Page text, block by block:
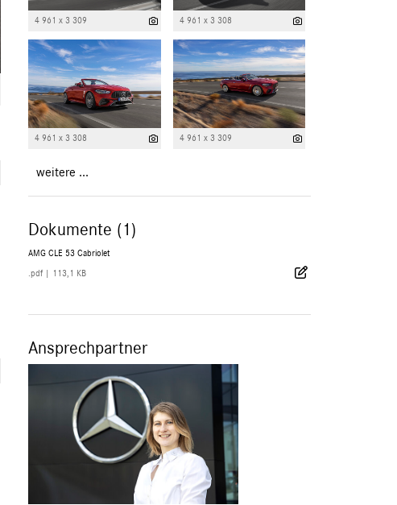
4 961 x 3 309 4 961 x 3 308
4 961 x 3 308 4 961 x 3 309
weitere ...
Dokumente (1)
AMG CLE 53 Cabriolet
.pdf 113,1 KB
Ansprechpartner